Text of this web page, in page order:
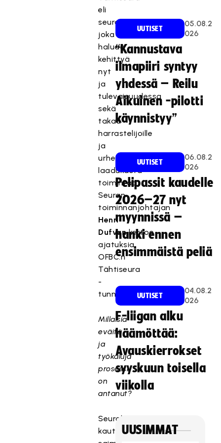
eli
seura,
joka
haluaa
kehittyä
nyt
ja
tulevaisuudessa
sekä
takaa
harrastelijoille
ja
urheilijoille
laadukasta
toimintaa.
Seuran
toiminnanjohtajan
Henri
Dufvankertoo
ajatuksia
OFBC:n
Tähtiseura
-
tunnustuksesta.
Millaisia
eväitä
ja
työkaluja
prosessi
on
antanut?
Seurakehitysprosessin
kautta
UUTISET
05.08.2
026
“Kannustava
ilmapiiri syntyy
yhdessä – Reilu
Aikuinen -pilotti
käynnistyy”
UUTISET
06.08.2
026
Pelipassit kaudelle
2026–27 nyt
myynnissä –
hanki ennen
ensimmäistä peliä
UUTISET
04.08.2
026
F-liigan alku
häämöttää:
Avauskierrokset
syyskuun toisella
viikolla
UUSIMMAT